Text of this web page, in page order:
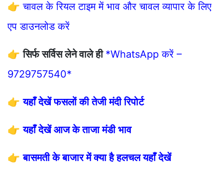
👉चावल के रियल टाइम में भाव और चावल व्यापार के लिए
एप डाउनलोड करें
👉सिर्फ सर्विस लेने वाले ही *WhatsApp करें –
9729757540*
👉यहाँ देखें फसलों की तेजी मंदी रिपोर्ट
👉यहाँ देखें आज के ताजा मंडी भाव
👉बासमती के बाजार में क्या है हलचल यहाँ देखें